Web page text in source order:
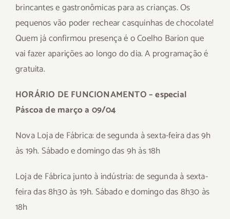
brincantes e gastronômicas para as crianças. Os
pequenos vão poder rechear casquinhas de chocolate!
Quem já confirmou presença é o Coelho Barion que
vai fazer aparições ao longo do dia. A programação é
gratuita.
HORÁRIO DE FUNCIONAMENTO – especial
Páscoa de março a 09/04
Nova Loja de Fábrica: de segunda à sexta-feira das 9h
às 19h. Sábado e domingo das 9h às 18h
Loja de Fábrica junto à indústria: de segunda à sexta-
feira das 8h30 às 19h. Sábado e domingo das 8h30 às
18h